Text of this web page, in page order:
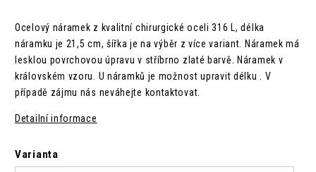
Ocelový náramek z kvalitní chirurgické oceli 316 L,délka
náramku je 21,5 cm, šířka je na výběr z více variant. Náramek má
lesklou povrchovou úpravu v stříbrno zlaté barvě. Náramek v
královském vzoru.
U náramků je možnost upravit délku . V
případě zájmu nás neváhejte kontaktovat.
Detailní informace
Varianta